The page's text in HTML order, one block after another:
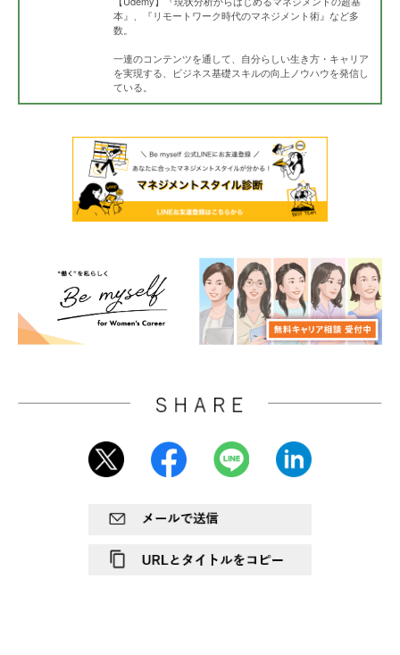
本』、『リモートワーク時代のマネジメント術』など多
数。
一連のコンテンツを通して、自分らしい生き方・キャリア
を実現する、ビジネス基礎スキルの向上ノウハウを発信し
ている。